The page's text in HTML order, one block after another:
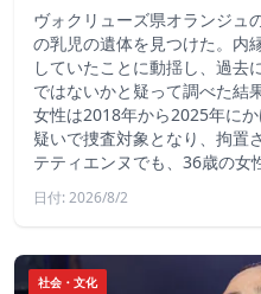
ヴォクリューズ県オランジュ
の乳児の遺体を見つけた。内
していたことに動揺し、過去
ではないかと疑って調べた結
女性は2018年から2025年に
疑いで捜査対象となり、拘置
テティエンヌでも、36歳の
日付: 2026/8/2
社会・文化